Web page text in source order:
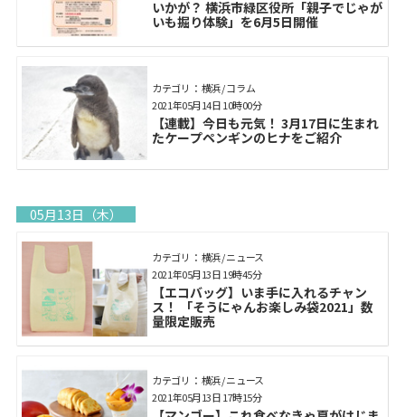
いかが？ 横浜市緑区役所「親子でじゃが
いも掘り体験」を6月5日開催
カテゴリ： 横浜 / コラム
【連載】今日も元気！ 3月17日に生まれ
たケープペンギンのヒナをご紹介
2021年05月14日 10時00分
05月13日（木）
カテゴリ： 横浜 / ニュース
【エコバッグ】いま手に入れるチャン
ス！ 「そうにゃんお楽しみ袋2021」数
量限定販売
2021年05月13日 19時45分
カテゴリ： 横浜 / ニュース
2021年05月13日 17時15分